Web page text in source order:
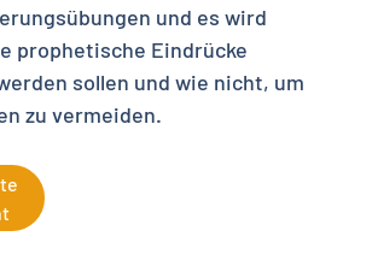
und es wird
prophetische Eindrücke
sollen und wie nicht, um
zu vermeiden.